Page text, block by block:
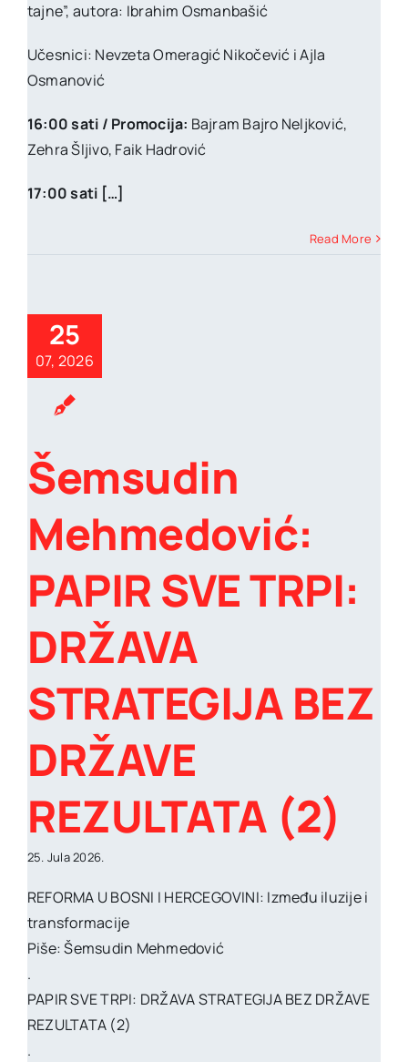
tajne”, autora: Ibrahim Osmanbašić
Učesnici: Nevzeta Omeragić Nikočević i Ajla
Osmanović
16:00 sati / Promocija: Bajram Bajro Neljković,
Zehra Šljivo, Faik Hadrović
17:00 sati […]
Read More
25
07, 2026
Šemsudin
Mehmedović:
PAPIR SVE TRPI:
DRŽAVA
STRATEGIJA BEZ
DRŽAVE
REZULTATA (2)
25. Jula 2026.
REFORMA U BOSNI I HERCEGOVINI: Između iluzije i
transformacije
Piše: Šemsudin Mehmedović
.
PAPIR SVE TRPI: DRŽAVA STRATEGIJA BEZ DRŽAVE
REZULTATA (2)
.